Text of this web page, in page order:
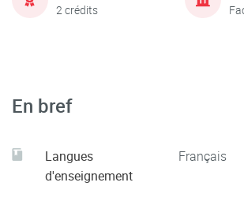
2 crédits
En bref
Langues
d'enseignement
Français